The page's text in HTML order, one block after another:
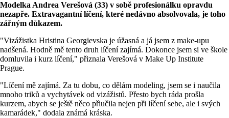
Modelka Andrea Verešová (33) v sobě profesionálku opravdu
nezapře. Extravagantní líčení, které nedávno absolvovala, je toho
zářným důkazem.
"Vizážistka Hristina Georgievska je úžasná a já jsem z make-upu
nadšená. Hodně mě tento druh líčení zajímá. Dokonce jsem si ve škole
domluvila i kurz líčení," přiznala Verešová v Make Up Institute
Prague.
"Líčení mě zajímá. Za tu dobu, co dělám modeling, jsem se i naučila
mnoho triků a vychytávek od vizážistů. Přesto bych ráda prošla
kurzem, abych se ještě něco přiučila nejen při líčení sebe, ale i svých
kamarádek," dodala známá kráska.